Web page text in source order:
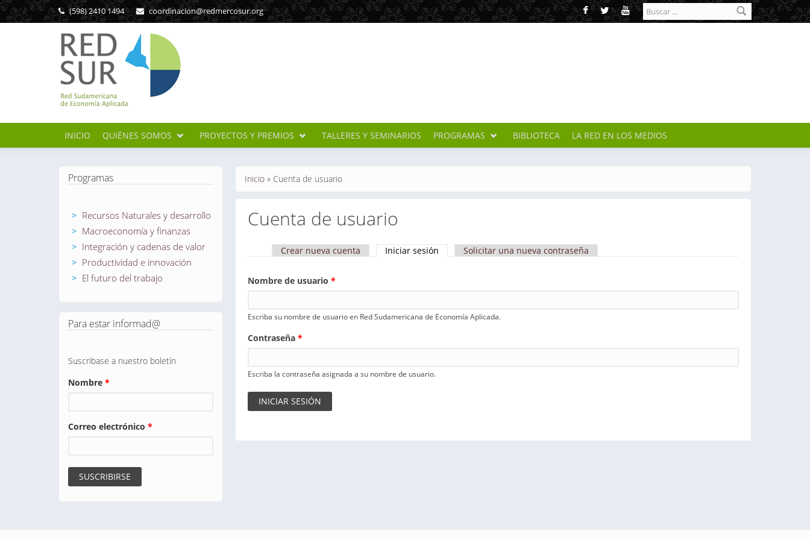
Pasar al contenido principal
(598) 2410 1494 coordinacion@redmercosur.org
Formulario de
búsqueda
INICIO QUIÉNES SOMOS PROYECTOS Y PREMIOS TALLERES Y SEMINARIOS PROGRAMAS BIBLIOTECA LA RED EN LOS MEDIOS
Programas
Recursos Naturales y desarrollo
Macroeconomía y finanzas
Integración y cadenas de valor
Productividad e innovación
El futuro del trabajo
Para estar informad@
Suscribase a nuestro boletín
Nombre *
Correo electrónico *
Se encuentra usted aquí
Inicio » Cuenta de usuario
Cuenta de usuario
Solapas principales
Crear nueva cuenta Iniciar sesión (solapa activa)
Solicitar una nueva contraseña
Nombre de usuario *
Escriba su nombre de usuario en Red Sudamericana de Economía Aplicada.
Contraseña *
Escriba la contraseña asignada a su nombre de usuario.